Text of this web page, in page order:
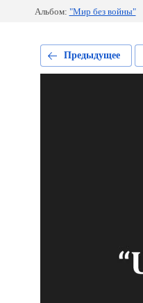
Альбом: "Мир без войны"
Предыдущее